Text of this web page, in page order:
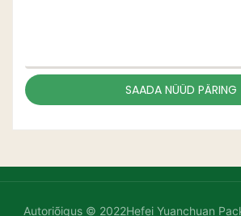
SAADA NÜÜD PÄRING
Autoriõigus © 2022Hefei Yuanchuan